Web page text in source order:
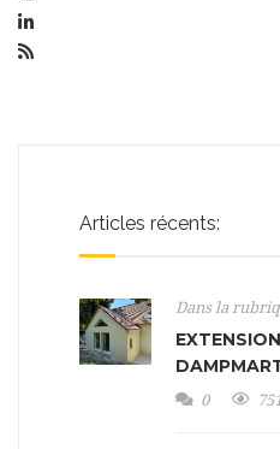
Articles récents:
Dans la
0